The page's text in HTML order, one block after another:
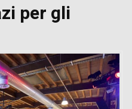
per gli